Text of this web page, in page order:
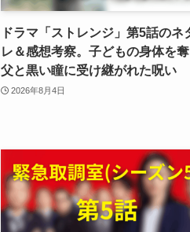
ドラマ「ストレンジ」第5話のネ
レ＆感想考察。子どもの身体を奪
父と黒い瞳に受け継がれた呪い
2026年8月4日